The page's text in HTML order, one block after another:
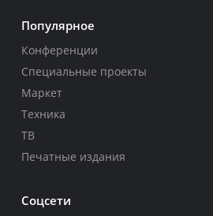
Популярное
Конференции
Специальные проекты
Маркет
Техника
ТВ
Печатные издания
Соцсети